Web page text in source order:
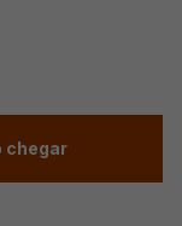
chegar